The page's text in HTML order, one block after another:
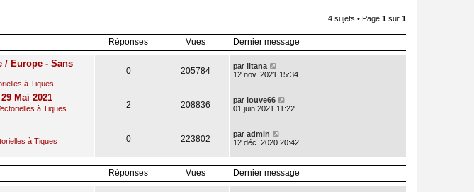
4 sujets • Page 1 sur 1
Réponses Vues Dernier message
/ Europe - Sans
à Tiques
0 205784 par litana
12 nov. 2021 15:34
Mai 2021
à Tiques 2 208836 par louve66
01 juin 2021 11:22
à Tiques 0 223802 par admin
12 déc. 2020 20:42
Réponses Vues Dernier message